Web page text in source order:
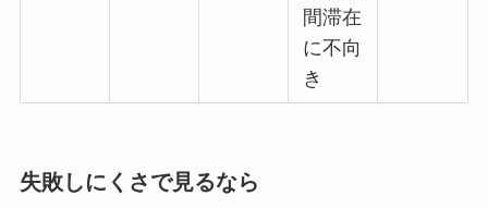
間滞在
に不向
き
失敗しにくさで見るなら